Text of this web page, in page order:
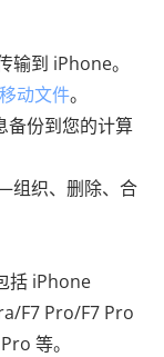
输到 iPhone。
动文件。
备份到您的计算
织、删除、合
括 iPhone
F7 Pro/F7 Pro
等。